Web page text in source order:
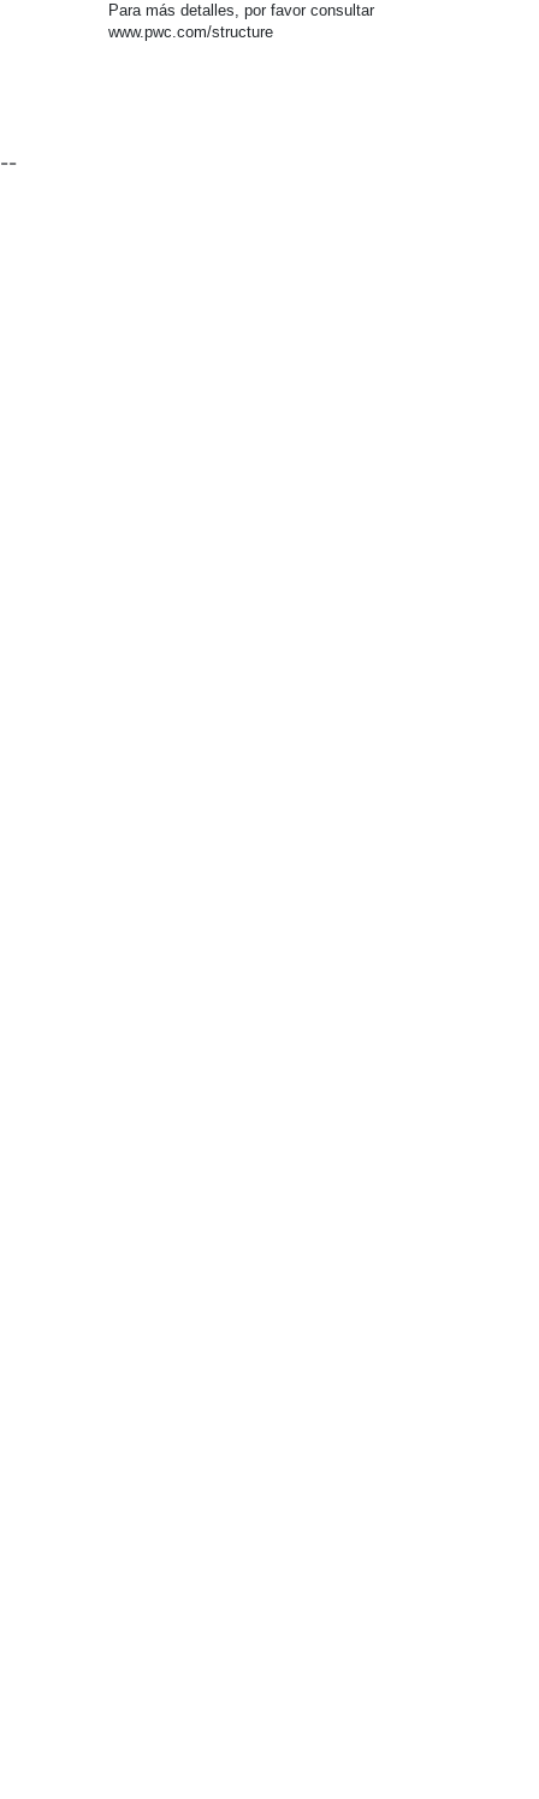
Para más detalles, por favor consultar
www.pwc.com/structure
--